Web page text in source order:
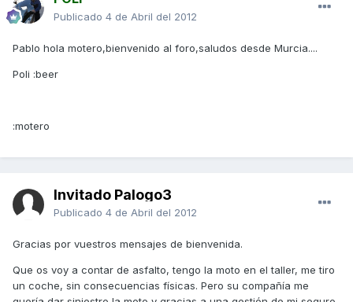
Publicado 4 de Abril del 2012
Pablo hola motero,bienvenido al foro,saludos desde Murcia....
Poli :beer
:motero
Invitado Palogo3
Publicado 4 de Abril del 2012
Gracias por vuestros mensajes de bienvenida.
Que os voy a contar de asfalto, tengo la moto en el taller, me tiro
un coche, sin consecuencias físicas. Pero su compañía me